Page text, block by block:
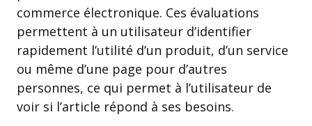
commerce électronique. Ces évaluations
permettent à un utilisateur d’identifier
rapidement l’utilité d’un produit, d’un service
ou même d’une page pour d’autres
personnes, ce qui permet à l’utilisateur de
voir si l’article répond à ses besoins.